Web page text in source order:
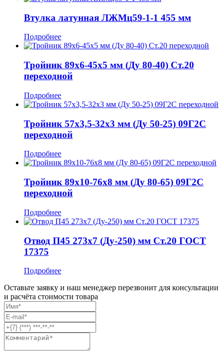
Втулка латунная ЛЖМц59-1-1 455 мм
Подробнее
Тройник 89x6-45x5 мм (Ду 80-40) Ст.20
переходной
Подробнее
Тройник 57x3,5-32x3 мм (Ду 50-25) 09Г2С
переходной
Подробнее
Тройник 89x10-76x8 мм (Ду 80-65) 09Г2С
переходной
Подробнее
Отвод П45 273x7 (Ду-250) мм Ст.20 ГОСТ
17375
Подробнее
Оставьте заявку и наш менеджер перезвонит для консультации
и расчёта стоимости товара